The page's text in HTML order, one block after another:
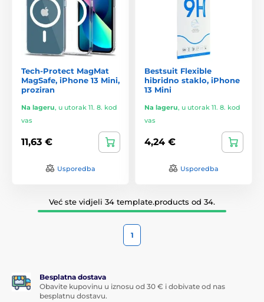
Tech-Protect MagMat
MagSafe, iPhone 13 Mini,
proziran
Na lageru, u utorak 11. 8. kod
vas
11,63 €
Usporedba
Bestsuit Flexible
hibridno staklo, iPhone
13 Mini
Na lageru, u utorak 11. 8. kod
vas
4,24 €
Usporedba
Već ste vidjeli 34 template.products od 34.
1
Besplatna dostava
Obavite kupovinu u iznosu od 30 € i dobivate od nas
besplatnu dostavu.